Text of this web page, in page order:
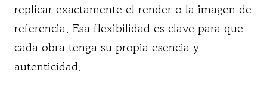
replicar exactamente el render o la imagen de
referencia. Esa flexibilidad es clave para que
cada obra tenga su propia esencia y
autenticidad.